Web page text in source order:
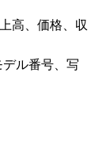
高、価格、収
デル番号、写